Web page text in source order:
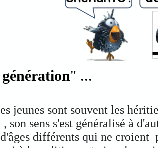
" ...
jeunes sont souvent les
son sens s'est généralisé à
d'âges différents qui ne croient